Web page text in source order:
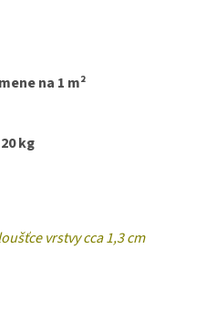
na 1 m²
kg
vrstvy cca 1,3 cm